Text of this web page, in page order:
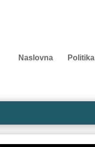
Naslovna Politika